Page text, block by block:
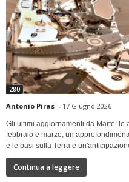
280
Antonio Piras - 17 Giugno 2026
Gli ultimi aggiornamenti da Marte: le
febbraio e marzo, un
e le basi sulla Terra e
Continua a leggere